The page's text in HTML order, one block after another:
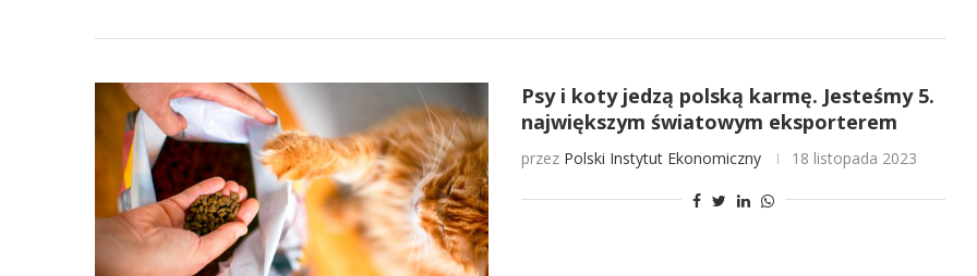
Psy i koty jedzą polską karmę. Jesteśmy 5.
największym światowym eksporterem
przez Polski Instytut Ekonomiczny 18 listopada 2023